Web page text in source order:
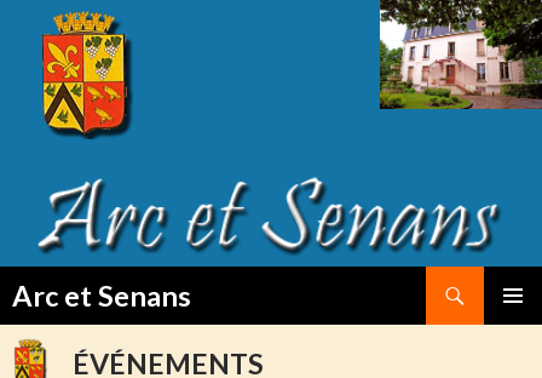
Arc et Senans
TO
CONTENTÉVÉNEMENTS